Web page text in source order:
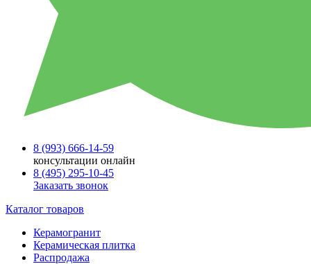
8 (993) 666-14-59
консультации онлайн
8 (495) 295-10-45
Заказать звонок
Каталог товаров
Керамогранит
Керамическая плитка
Распродажа